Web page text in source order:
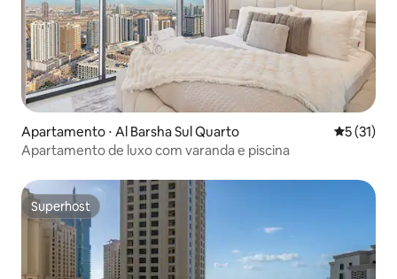
Apartamento ⋅ Al Barsha Sul Quarto 5 de uma
5 (31)
Apartamento de luxo com varanda e piscina
Superhost
Superhost